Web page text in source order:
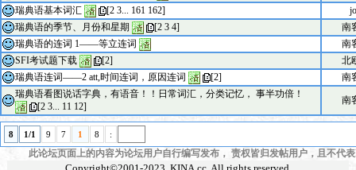
瑞典语基本词汇
[2 3... 161 162]
瑞典语的季节、月份和星期
[2 3 4]
南
瑞典语的连词 1——等立连词
南
SFI考试题下载
[2]
北
瑞典语连词——2 att,时间连词，原因连词
[2]
南
瑞典语看图说话字典，有语音！！日常词汇，分类记忆， 事半功倍！
[2 3... 11 12]
南
8 1/1 9 7 1 8 :
此论坛页面上的内容为论坛用户自行编写发布， 责权皆归发帖用户，且不代